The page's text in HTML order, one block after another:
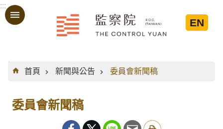
跳到主要內容區塊
:::
EN
:::
首頁
新聞與公告 委員會新聞稿
委員會新聞稿